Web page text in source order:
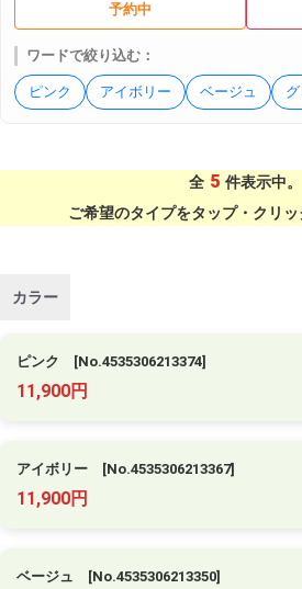
予約中
ワードで絞り込む：
ピンク アイボリー ベージュ
全 5 件表示中。
ご希望のタイプをタップ・クリ
カラー
ピンク [No.4535306213374]
11,900円
アイボリー [No.4535306213367]
11,900円
ベージュ [No.4535306213350]